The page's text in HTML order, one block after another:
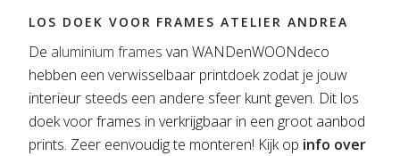
LOS DOEK VOOR FRAMES ATELIER ANDREA
De aluminium frames van WANDenWOONdeco
hebben een verwisselbaar printdoek zodat je jouw
interieur steeds een andere sfeer kunt geven. Dit los
doek voor frames in verkrijgbaar in een groot aanbod
prints. Zeer eenvoudig te monteren! Kijk op info over